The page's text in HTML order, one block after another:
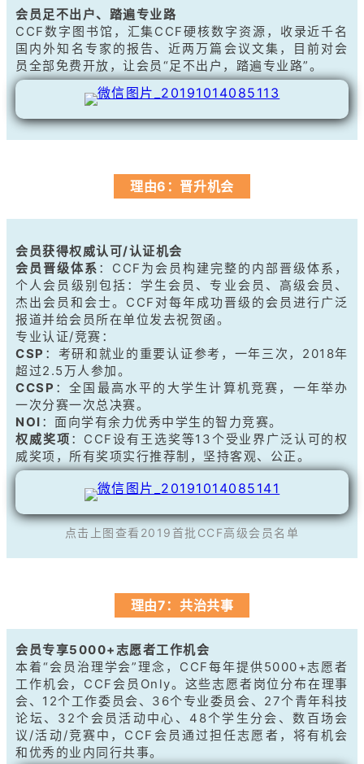
会员足不出户、踏遍专业路
CCF数字图书馆，汇集CCF硬核数字资源，收录近千名
国内外知名专家的报告、近两万篇会议文集，目前对会
员全部免费开放，让会员“足不出户，踏遍专业路”。
理由6：晋升机会
会员获得权威认可/认证机会
会员晋级体系 ： CCF为会员构建完整的内部晋级体系，
个人会员级别包括： 学生会员、专业会员、高级会员、
杰出会员和会士。 CCF对每年成功晋级的会员进行广泛
报道并给会员所在单位发去祝贺函。
专业认证/竞赛：
CSP ： 考研和就业的重要认证参考，一年三次，2018年
超过2.5万人参加。
CCSP ：全国最高水平的大学生计算机竞赛，一年举办
一次分赛一次总决赛。
NOI ：面向学有余力优秀中学生的智力竞赛。
权威奖项 ： CCF设有王选奖等13个受业界广泛认可的权
威奖项，所有奖项实行推荐制，坚持客观、公正。
点击上图查看2019首批CCF高级会员名单
理由7：共治共事
会员专享5000+志愿者工作机会
本着“会员治理学会”理念，CCF每年提供5000+志愿者
工作机会，CCF会员Only。 这些志愿者岗位分布在理事
会、12个工作委员会、36个专业委员会、27个青年科技
论坛、32个会员活动中心、48个学生分会、数百场会
议/活动/竞赛中，CCF会员通过担任志愿者，将有机会
和优秀的业内同行共事。